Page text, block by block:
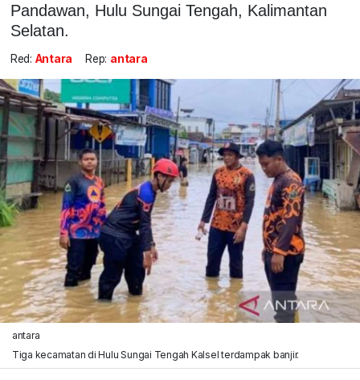
Pandawan, Hulu Sungai Tengah, Kalimantan
Selatan.
Red: Antara Rep: antara
antara
Tiga kecamatan di Hulu Sungai Tengah Kalsel terdampak banjir.